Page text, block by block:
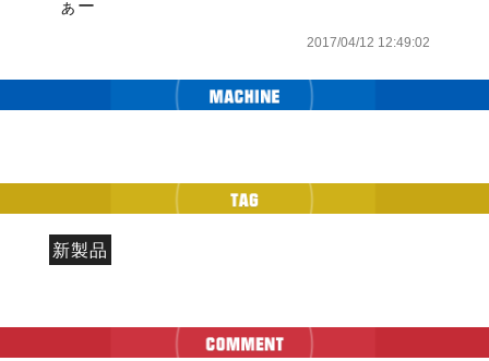
ぁー
2017/04/12 12:49:02
新製品